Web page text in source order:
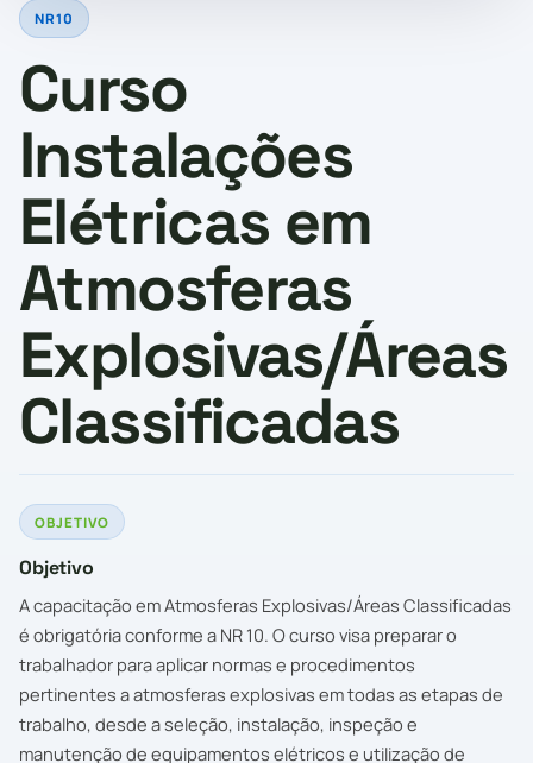
NR10
Curso
Instalações
Elétricas em
Atmosferas
Explosivas/Áreas
Classificadas
OBJETIVO
Objetivo
A capacitação em Atmosferas Explosivas/Áreas Classificadas
é obrigatória conforme a NR 10. O curso visa preparar o
trabalhador para aplicar normas e procedimentos
pertinentes a atmosferas explosivas em todas as etapas de
trabalho, desde a seleção, instalação, inspeção e
manutenção de equipamentos elétricos e utilização de